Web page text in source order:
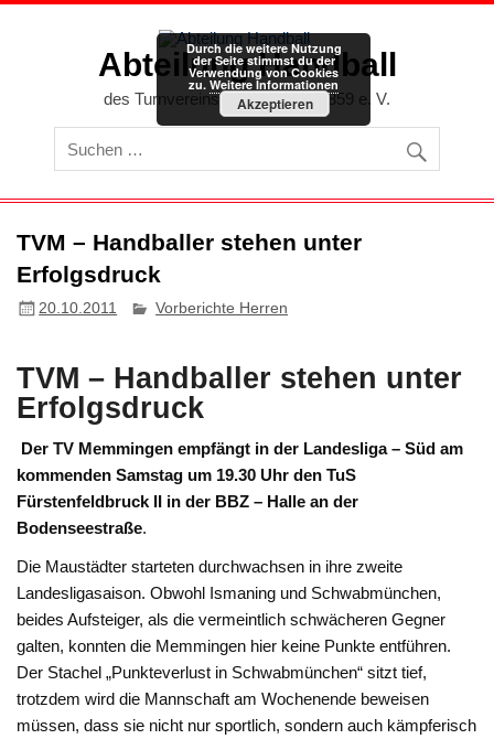
Zum
Abteilung Handball
des Turnvereins Memmingen 1859 e. V.
TVM – Handballer stehen unter
Erfolgsdruck
20.10.2011 Vorberichte Herren
TVM – Handballer stehen unter
Erfolgsdruck
Der TV Memmingen empfängt in der Landesliga – Süd am
kommenden Samstag um 19.30 Uhr den TuS
Fürstenfeldbruck II in der BBZ – Halle an der
Bodenseestraße.
Die Maustädter starteten durchwachsen in ihre zweite
Landesligasaison. Obwohl Ismaning und Schwabmünchen,
beides Aufsteiger, als die vermeintlich schwächeren Gegner
galten, konnten die Memmingen hier keine Punkte entführen.
Der Stachel „Punkteverlust in Schwabmünchen“ sitzt tief,
trotzdem wird die Mannschaft am Wochenende beweisen
müssen, dass sie nicht nur sportlich, sondern auch kämpferisch
Durch die weitere Nutzung
der Seite stimmst du der
Verwendung von Cookies
zu. Weitere Informationen
Akzeptieren